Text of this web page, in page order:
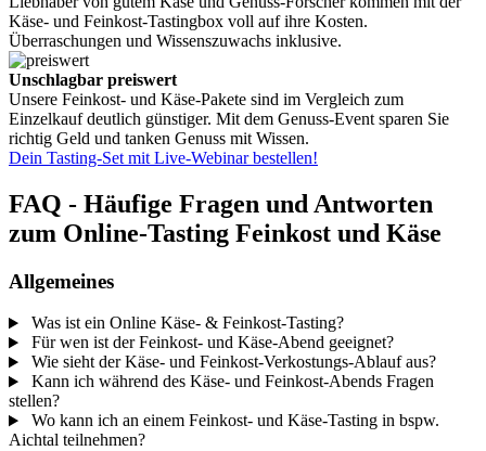
Käse- und Feinkost-Tastingbox voll auf ihre Kosten.
Überraschungen und Wissenszuwachs inklusive.
Unschlagbar preiswert
Unsere Feinkost- und Käse-Pakete sind im Vergleich zum
Einzelkauf deutlich günstiger. Mit dem Genuss-Event sparen Sie
richtig Geld und tanken Genuss mit Wissen.
Dein Tasting-Set mit Live-Webinar bestellen!
FAQ - Häufige Fragen und Antworten
zum Online-Tasting Feinkost und Käse
Allgemeines
Was ist ein Online Käse- & Feinkost-Tasting?
Für wen ist der Feinkost- und Käse-Abend geeignet?
Wie sieht der Käse- und Feinkost-Verkostungs-Ablauf aus?
Kann ich während des Käse- und Feinkost-Abends Fragen
stellen?
Wo kann ich an einem Feinkost- und Käse-Tasting in bspw.
Aichtal teilnehmen?